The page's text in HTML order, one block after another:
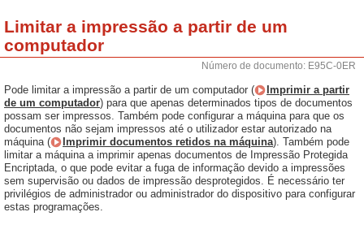
Limitar a impressão a partir de um
computador
Número de documento: E95C-0ER
Pode limitar a impressão a partir de um computador (
Imprimir a partir
de um computador) para que apenas determinados tipos de documentos
possam ser impressos. Também pode configurar a máquina para que os
documentos não sejam impressos até o utilizador estar autorizado na
máquina (
Imprimir documentos retidos na máquina). Também pode
limitar a máquina a imprimir apenas documentos de Impressão Protegida
Encriptada, o que pode evitar a fuga de informação devido a impressões
sem supervisão ou dados de impressão desprotegidos. É necessário ter
privilégios de administrador ou administrador do dispositivo para configurar
estas programações.